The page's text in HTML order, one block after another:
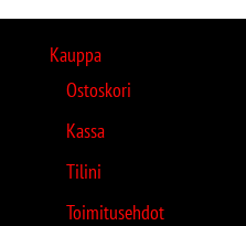
Kauppa
Ostoskori
Kassa
Tilini
Toimitusehdot